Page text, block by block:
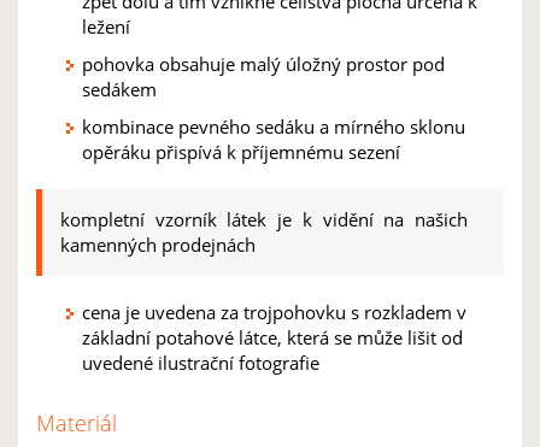
ležení
pohovka obsahuje malý úložný prostor pod
sedákem
kombinace pevného sedáku a mírného sklonu
opěráku přispívá k příjemnému sezení
kompletní vzorník látek je k vidění na našich
kamenných prodejnách
cena je uvedena za trojpohovku s rozkladem v
základní potahové látce, která se může lišit od
uvedené ilustrační fotografie
Materiál